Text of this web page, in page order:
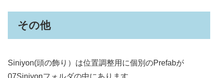
その他
Siniyon(頭の飾り）は位置調整用に個別のPrefabが
07Siniyonフォルダの中にあります